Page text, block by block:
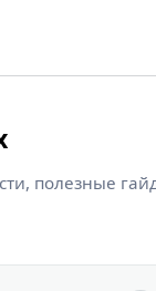
полезные